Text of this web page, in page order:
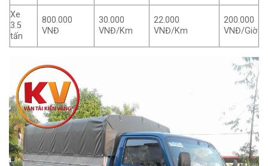
Xe
3.5
tấn
800.000
VNĐ
30.000
VNĐ/Km
22.000
VNĐ/Km
200.000
VNĐ/Giờ